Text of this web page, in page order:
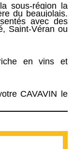
sous-région la
du beaujolais.
avec des
Saint-Véran ou
en vins et
CAVAVIN le